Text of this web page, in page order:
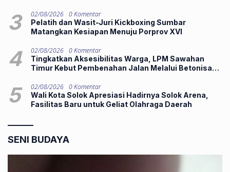
3 02/08/2026 0 Komentar
Pelatih dan Wasit-Juri Kickboxing Sumbar
Matangkan Kesiapan Menuju Porprov XVI
4 02/08/2026 0 Komentar
Tingkatkan Aksesibilitas Warga, LPM Sawahan
Timur Kebut Pembenahan Jalan Melalui Betonisasi
5 02/08/2026 0 Komentar
Wali Kota Solok Apresiasi Hadirnya Solok Arena,
Fasilitas Baru untuk Geliat Olahraga Daerah
SENI BUDAYA